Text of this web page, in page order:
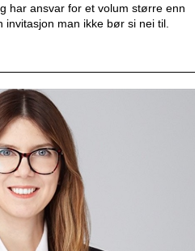
har ansvar for et volum større enn
man ikke bør si nei til.